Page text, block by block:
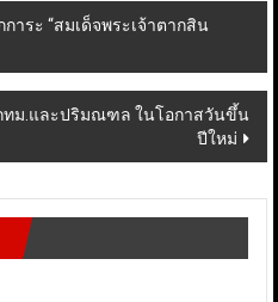
าระ “สมเด็จพระเจ้าตากสิน
ทม.และปริมณฑล ในโอกาสวันขึ้น
ปีใหม่